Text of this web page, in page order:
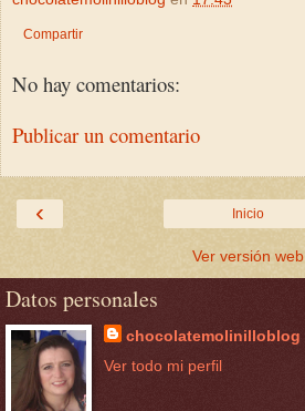
Compartir
No hay comentarios:
Publicar un comentario
‹ Inicio
Ver versión web
Datos personales
chocolatemolinilloblog
Ver todo mi perfil